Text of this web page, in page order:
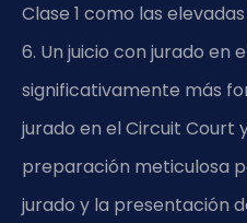
Clase 1 como las
6. Un juicio con jurado en
significativamente más
jurado en el Circuit Court
preparación meticulosa
jurado y la presentación